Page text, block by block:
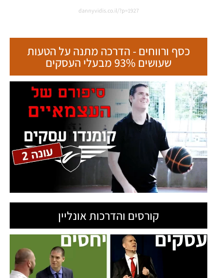
dannyvidis.co.il/?p=1927
כסף ורווחים - הדרכה מתנה על הטעות
שעושים 93% מבעלי העסקים
קורסים והדרכות אונליין